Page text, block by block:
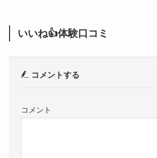
いいね👍体験口コミ
コメントする
コメント